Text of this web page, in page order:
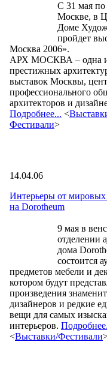
С 31 мая
Москве, в
Доме
пройдет
Москва 2006».
АРХ МОСКВА – одна
престижных
выставок Москвы,
профессионального
архитекторов и
Подробнее... <
Фестивали>
14.04.06
Интерьеры от мировых
на Dorotheum
9 мая в
отделении
дома
состоится
предметов мебели и
котором будут
произведения
дизайнеров и редкие
вещи для самых
интерьеров.
<Выставки/Фестивали